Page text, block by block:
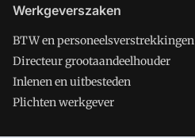
Werkgeverszaken
BTW en personeelsverstrekkingen
Directeur grootaandeelhouder
Inlenen en uitbesteden
Plichten werkgever